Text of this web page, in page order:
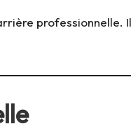
professionnelle.